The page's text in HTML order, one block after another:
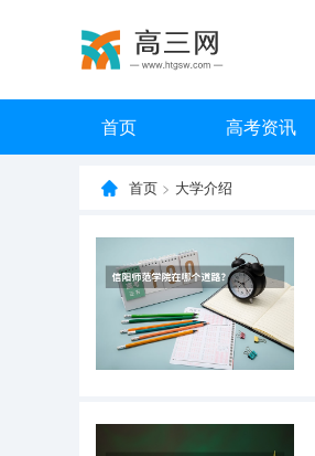
首页 高考资讯
首页 > 大学介绍